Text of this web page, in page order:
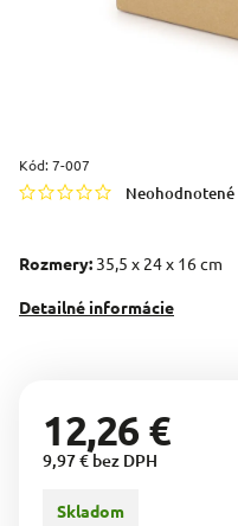
Kód:7-007
Neohodnotené
Rozmery: 35,5 x 24 x 16 cm
Detailné informácie
12,26 €
9,97 € bez DPH
Skladom